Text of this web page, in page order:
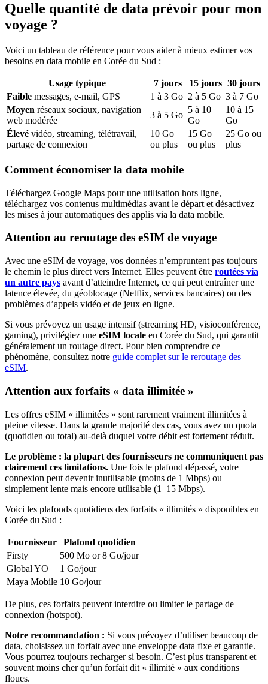
Quelle quantité de data prévoir pour mon
voyage ?
Voici un tableau de référence pour vous aider à mieux estimer vos
besoins en data mobile en Corée du Sud :
Usage typique 7 jours 15 jours 30jours
Faible messages, e-mail, GPS 1 à 3 Go 2 à 5 Go 3 à 7 Go
Moyen réseaux sociaux, navigation
web modérée
3 à 5 Go
5 à 10
Go
10 à 15
Go
Élevé vidéo, streaming, télétravail,
partage de connexion
10 Go
ou plus
15 Go
ou plus
25 Go ou
plus
Comment économiser la data mobile
Téléchargez Google Maps pour une utilisation hors ligne,
téléchargez vos contenus multimédias avant le départ et désactivez
les mises à jour automatiques des applis via la data mobile.
Attention au reroutage des eSIM de voyage
Avec une eSIM de voyage, vos données n’empruntent pas toujours
le chemin le plus direct vers Internet. Elles peuvent être routées via
un autre pays avant d’atteindre Internet, ce qui peut entraîner une
latence élevée, du géoblocage (Netflix, services bancaires) ou des
problèmes d’appels vidéo et de jeux en ligne.
Si vous prévoyez un usage intensif (streaming HD, visioconférence,
gaming), privilégiez une eSIM locale en Corée du Sud, qui garantit
généralement un routage direct. Pour bien comprendre ce
phénomène, consultez notre guide complet sur le reroutage des
eSIM.
Attention aux forfaits « data illimitée »
Les offres eSIM « illimitées » sont rarement vraiment illimitées à
pleine vitesse. Dans la grande majorité des cas, vous avez un quota
(quotidien ou total) au-delà duquel votre débit est fortement réduit.
Le problème : la plupart des fournisseurs ne communiquent pas
clairement ces limitations. Une fois le plafond dépassé, votre
connexion peut devenir inutilisable (moins de 1 Mbps) ou
simplement lente mais encore utilisable (1–15 Mbps).
Voici les plafonds quotidiens des forfaits « illimités » disponibles en
Corée du Sud :
Fournisseur
Plafond quotidien
Firsty
500 Mo or 8 Go/jour
Global YO
1 Go/jour
Maya Mobile 10 Go/jour
De plus, ces forfaits peuvent interdire ou limiter le partage de
connexion (hotspot).
Notre recommandation : Si vous prévoyez d’utiliser beaucoup de
data, choisissez un forfait avec une enveloppe data fixe et garantie.
Vous pourrez toujours recharger si besoin. C’est plus transparent et
souvent moins cher qu’un forfait dit « illimité » aux conditions
floues.